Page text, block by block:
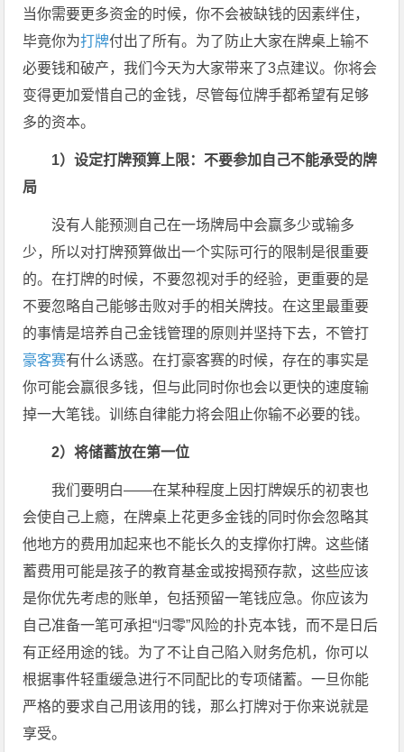
当你需要更多资金的时候，你不会被缺钱的因素绊住，
毕竟你为打牌付出了所有。为了防止大家在牌桌上输不
必要钱和破产，我们今天为大家带来了3点建议。你将会
变得更加爱惜自己的金钱，尽管每位牌手都希望有足够
多的资本。
1）设定打牌预算上限：不要参加自己不能承受的牌
局
没有人能预测自己在一场牌局中会赢多少或输多
少，所以对打牌预算做出一个实际可行的限制是很重要
的。在打牌的时候，不要忽视对手的经验，更重要的是
不要忽略自己能够击败对手的相关牌技。在这里最重要
的事情是培养自己金钱管理的原则并坚持下去，不管打
豪客赛有什么诱惑。在打豪客赛的时候，存在的事实是
你可能会赢很多钱，但与此同时你也会以更快的速度输
掉一大笔钱。训练自律能力将会阻止你输不必要的钱。
2）将储蓄放在第一位
我们要明白——在某种程度上因打牌娱乐的初衷也
会使自己上瘾，在牌桌上花更多金钱的同时你会忽略其
他地方的费用加起来也不能长久的支撑你打牌。这些储
蓄费用可能是孩子的教育基金或按揭预存款，这些应该
是你优先考虑的账单，包括预留一笔钱应急。你应该为
自己准备一笔可承担“归零”风险的扑克本钱，而不是日后
有正经用途的钱。为了不让自己陷入财务危机，你可以
根据事件轻重缓急进行不同配比的专项储蓄。一旦你能
严格的要求自己用该用的钱，那么打牌对于你来说就是
享受。